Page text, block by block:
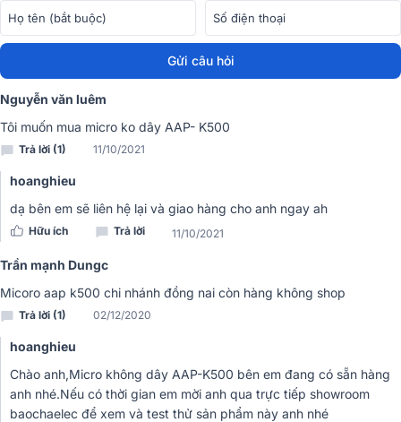
Độ bền cao
người dùng dễ dàng tìm kiếm và thay pin khi cần. Bộ micro có thể
hoạt động lên tới 8 giờ bạn có thể thoái mái thể hiện giọng hát hoặc
sử dụng mà không lo ngắt quãng, gián đoạn.
Gửi câu hỏi
Nguyễn văn luêm
Tôi muốn mua micro ko dây AAP- K500
Trả lời (1) 11/10/2021
hoanghieu
dạ bên em sẽ liên hệ lại và giao hàng cho anh ngay ah
Hữu ích Trả lời 11/10/2021
Trần mạnh Dungc
Micoro aap k500 chi nhánh đồng nai còn hàng không shop
Trả lời (1) 02/12/2020
hoanghieu
Chào anh,Micro không dây AAP-K500 bên em đang có sẵn hàng
anh nhé.Nếu có thời gian em mời anh qua trực tiếp showroom
baochaelec để xem và test thử sản phẩm này anh nhé